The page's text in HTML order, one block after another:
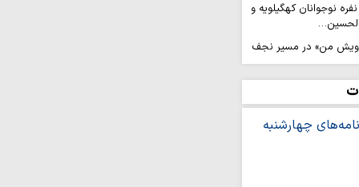
اعزام کاروان ۲۰۰ نفره نوجوانان کهگیلویه و
من» در مسیر نجف
جهادی حوزه علمیه
نجات همه بشریت